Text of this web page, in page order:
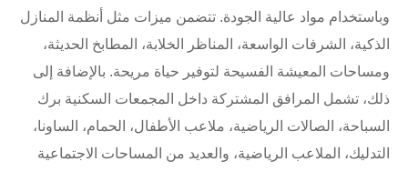
وباستخدام مواد عالية الجودة. تتضمن ميزات مثل أنظمة المنازل
الذكية، الشرفات الواسعة، المناظر الخلابة، المطابخ الحديثة،
ومساحات المعيشة الفسيحة لتوفير حياة مريحة. بالإضافة إلى
ذلك، تشمل المرافق المشتركة داخل المجمعات السكنية برك
السباحة، الصالات الرياضية، ملاعب الأطفال، الحمام، الساونا،
التدليك، الملاعب الرياضية، والعديد من المساحات الاجتماعية